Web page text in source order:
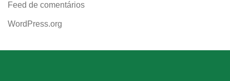
Feed de comentários
WordPress.org